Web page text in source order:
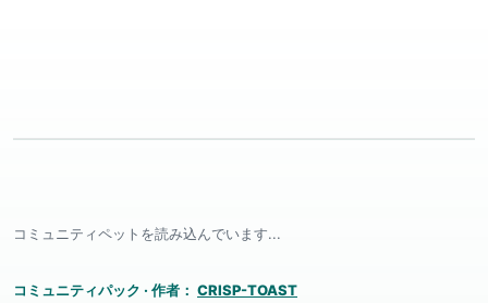
コミュニティペットを読み込んでいます...
コミュニティパック · 作者： CRISP-TOAST